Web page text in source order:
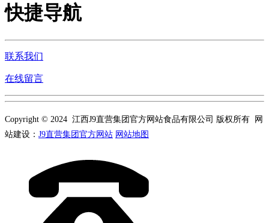
快捷导航
联系我们
在线留言
Copyright © 2024 江西J9直营集团官方网站食品有限公司 版权所有 网
站建设： J9直营集团官方网站 网站地图